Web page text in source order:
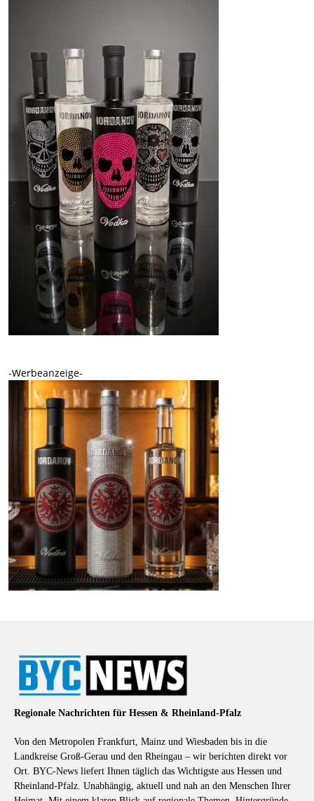
-Werbeanzeige-
Regionale Nachrichten für Hessen & Rheinland-Pfalz
Von den Metropolen Frankfurt, Mainz und Wiesbaden bis in die
Landkreise Groß-Gerau und den Rheingau – wir berichten direkt vor
Ort. BYC-News liefert Ihnen täglich das Wichtigste aus Hessen und
Rheinland-Pfalz. Unabhängig, aktuell und nah an den Menschen Ihrer